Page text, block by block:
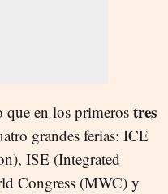
que en los primeros tres
grandes ferias: ICE
ISE (Integrated
Congress (MWC) y